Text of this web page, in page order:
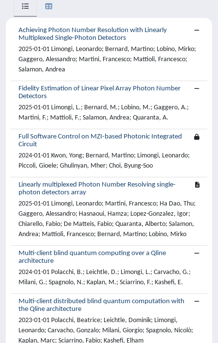
Achieving Photon Number Resolution with Linearly
Multiplexed Single-Photon Detectors
2025-01-01 Limongi, Leonardo; Bernard, Martino; Lobino, Mirko;
Gaggero, Alessandro; Martini, Francesco; Mattioli, Francesco;
Salamon, Andrea
Fidelity Estimation of Linear Pixel Array Photon Number
Detectors
2025-01-01 Limongi, L.; Bernard, M.; Lobino, M.; Gaggero, A.;
Martini, F.; Mattioli, F.; Salamon, Andrea; Quaranta, A.
Full Software Control on MZI-based Photonic Integrated
Circuit
2024-01-01 Kwon, Yong; Bernard, Martino; Limongi, Leonardo;
Piccoli, Gioele; Ghulinyan, Mher; Choi, Byung-Soo
Linearly multiplexed Photon Number Resolving single-
photon detectors array
2025-01-01 Limongi, Leonardo; Martini, Francesco; Ha Dao, Thu;
Gaggero, Alessandro; Hasnaoui, Hamza; Lopez-Gonzalez, Igor;
Chiarello, Fabio; De Matteis, Fabio; Quaranta, Alberto; Salamon,
Andrea; Mattioli, Francesco; Bernard, Martino; Lobino, Mirko
Multi-client blind quantum computing over a Qline
architecture
2024-01-01 Polacchi, B.; Leichtle, D.; Limongi, L.; Carvacho, G.;
Milani, G.; Spagnolo, N.; Kaplan, M.; Sciarrino, F.; Kashefi, E.
Multi-client distributed blind quantum computation with
the Qline architecture
2023-01-01 Polacchi, Beatrice; Leichtle, Dominik; Limongi,
Leonardo; Carvacho, Gonzalo; Milani, Giorgio; Spagnolo, Nicolò;
Kaplan, Marc; Sciarrino, Fabio; Kashefi, Elham